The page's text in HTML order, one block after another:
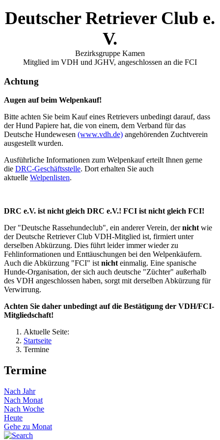
Deutscher Retriever Club e.
V.
Bezirksgruppe Kamen
Mitglied im VDH und JGHV, angeschlossen an die FCI
Achtung
Augen auf beim Welpenkauf!
Bitte achten Sie beim Kauf eines Retrievers unbedingt darauf, dass
der Hund Papiere hat, die von einem, dem Verband für das
Deutsche Hundewesen (www.vdh.de) angehörenden Zuchtverein
ausgestellt wurden.
Ausführliche Informationen zum Welpenkauf erteilt Ihnen gerne
die DRC-Geschäftsstelle. Dort erhalten Sie auch
aktuelle Welpenlisten.
DRC e.V. ist nicht gleich DRC e.V.! FCI ist nicht gleich FCI!
Der "Deutsche Rassehundeclub", ein anderer Verein, dernichtwie
der Deutsche Retriever Club VDH-Mitglied ist, firmiert unter
derselben Abkürzung. Dies führt leider immer wieder zu
Fehlinformationen und Enttäuschungen bei den Welpenkäufern.
Auch die Abkürzung "FCI" istnichteinmalig. Eine spanische
Hunde-Organisation, der sich auch deutsche "Züchter" außerhalb
des VDH angeschlossen haben, sorgt mit derselben Abkürzung für
Verwirrung.
Achten Sie daher unbedingt auf die Bestätigung der VDH/FCI-
Mitgliedschaft!
Aktuelle Seite:
Startseite
Termine
Termine
Nach Jahr
Nach Monat
Nach Woche
Heute
Gehe zu Monat